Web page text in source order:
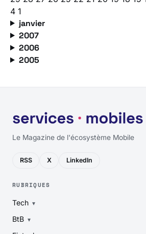
4 1
janvier
2007
2006
2005
Le Magazine de l'écosystème Mobile
RSS X LinkedIn
RUBRIQUES
Tech
BtB